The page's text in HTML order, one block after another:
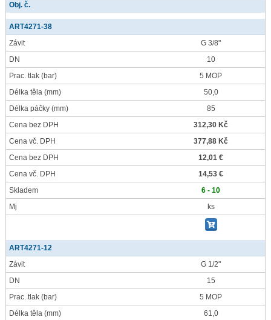
Obj. č.
ART4271-38
Závit
G 3/8"
DN
10
Prac. tlak (bar)
5 MOP
Délka těla (mm)
50,0
Délka páčky (mm)
85
Cena bez DPH
312,30 Kč
Cena vč. DPH
377,88 Kč
Cena bez DPH
12,01 €
Cena vč. DPH
14,53 €
Skladem
6 - 10
Mj
ks
ART4271-12
Závit
G 1/2"
DN
15
Prac. tlak (bar)
5 MOP
Délka těla (mm)
61,0